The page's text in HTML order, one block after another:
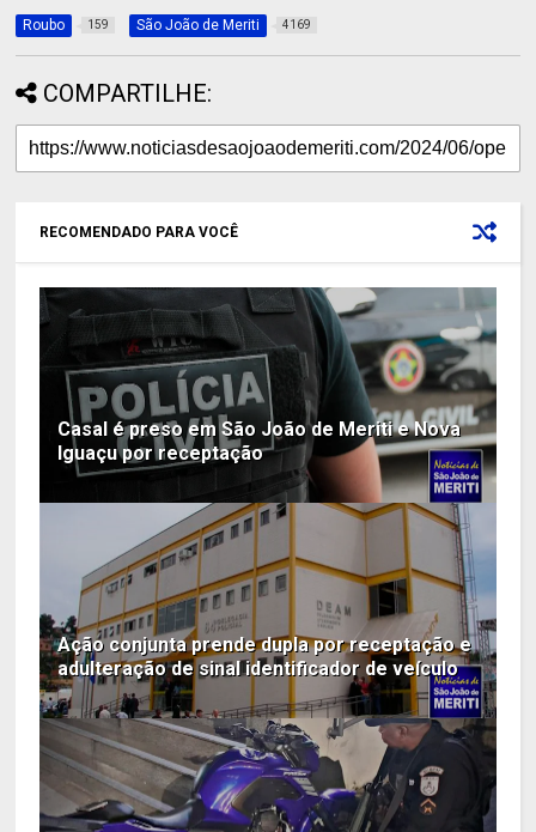
Roubo 159 São João de Meriti 4169
COMPARTILHE:
RECOMENDADO PARA VOCÊ
Casal é preso em São João de Meriti e Nova
Iguaçu por receptação
Ação conjunta prende dupla por receptação e
adulteração de sinal identificador de veículo